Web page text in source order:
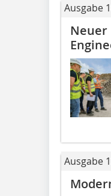
Ausgabe
Neuer
Ausgabe